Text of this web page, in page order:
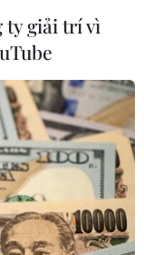
ty giải trí vì